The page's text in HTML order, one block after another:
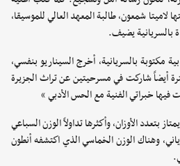
لاميتا شمعون، طالبة المعهد العالي للموسيقا،
بالسريانية يضيف.
بالسريانية، أخرج السيناريو بنفسي،
أيضاً شاركت في مسرحيتين عن تراث الجزيرة
فيها خبراتي الفنية مع الحس الأدبي »
بتعدد الأوزان، وأكثرها تداولاً الوزن السباعي
وهناك الوزن الخماسي الذي اكتشفه أنطون